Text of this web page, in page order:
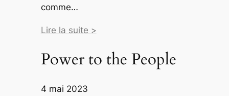
comme…
Lire la suite >
Power to the People
4 mai 2023